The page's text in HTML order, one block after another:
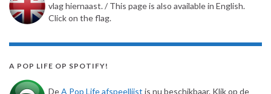
vlag hiernaast. / This page is also available in English.
Click on the flag.
A POP LIFE OP SPOTIFY!
DeA Pop Life afspeellijst is nu beschikbaar. Klik op de